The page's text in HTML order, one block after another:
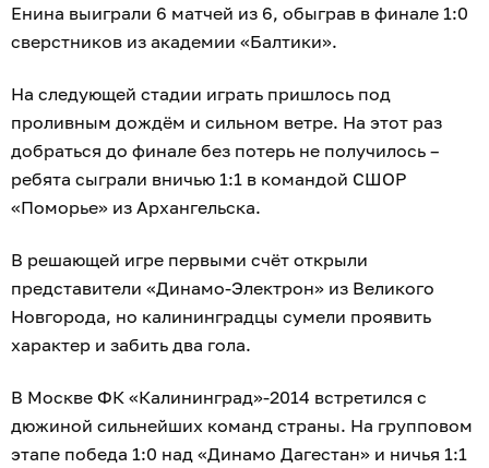
Енина выиграли 6 матчей из 6, обыграв в финале 1:0
сверстников из академии «Балтики».
На следующей стадии играть пришлось под
проливным дождём и сильном ветре. На этот раз
добраться до финале без потерь не получилось –
ребята сыграли вничью 1:1 в командой СШОР
«Поморье» из Архангельска.
В решающей игре первыми счёт открыли
представители «Динамо-Электрон» из Великого
Новгорода, но калининградцы сумели проявить
характер и забить два гола.
В Москве ФК «Калининград»-2014 встретился с
дюжиной сильнейших команд страны. На групповом
этапе победа 1:0 над «Динамо Дагестан» и ничья 1:1